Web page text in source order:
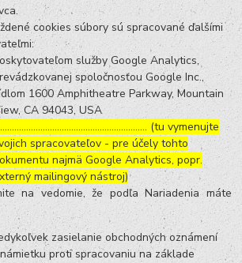
cookies súbory sú spracované ďalšími
služby Google Analytics,
spoločnosťou Google Inc.,
1600 Amphitheatre Parkway, Mountain
CA 94043, USA
(tu vymenujte
spracovateľov - pre účely tohto
najmä Google Analytics, popr.
mailingový nástroj)
na vedomie, že podľa Nariadenia máte
zasielanie obchodných oznámení
proti spracovaniu na základe